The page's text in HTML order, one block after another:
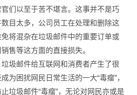
们以至于苦不堪言。这事并不是巧
目太多，公司员工在处理和删除这
将混杂在垃圾邮件中的重要订单或
售等这方面的直接损失。
邮件给互联网和消费者产生了很
为困扰网民日常生活的一大“毒瘤”，
垃圾邮件“毒瘤”，无论对网民亦或是